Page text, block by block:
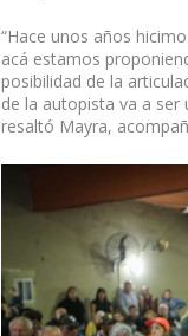
“Hace unos años
acá estamos
posibilidad de la
de la autopista va a
resaltó Mayra,